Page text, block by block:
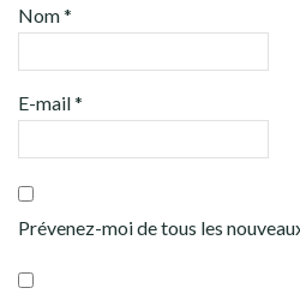
Nom*
E-mail*
Prévenez-moi de tous les